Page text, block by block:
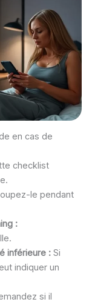
en cas de
checklist
le pendant
:
inférieure : Si
indiquer un
si il